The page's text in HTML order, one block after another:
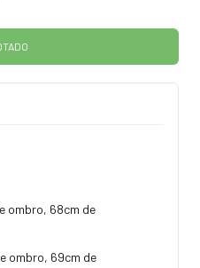
ombro, 68cm de
ombro, 69cm de